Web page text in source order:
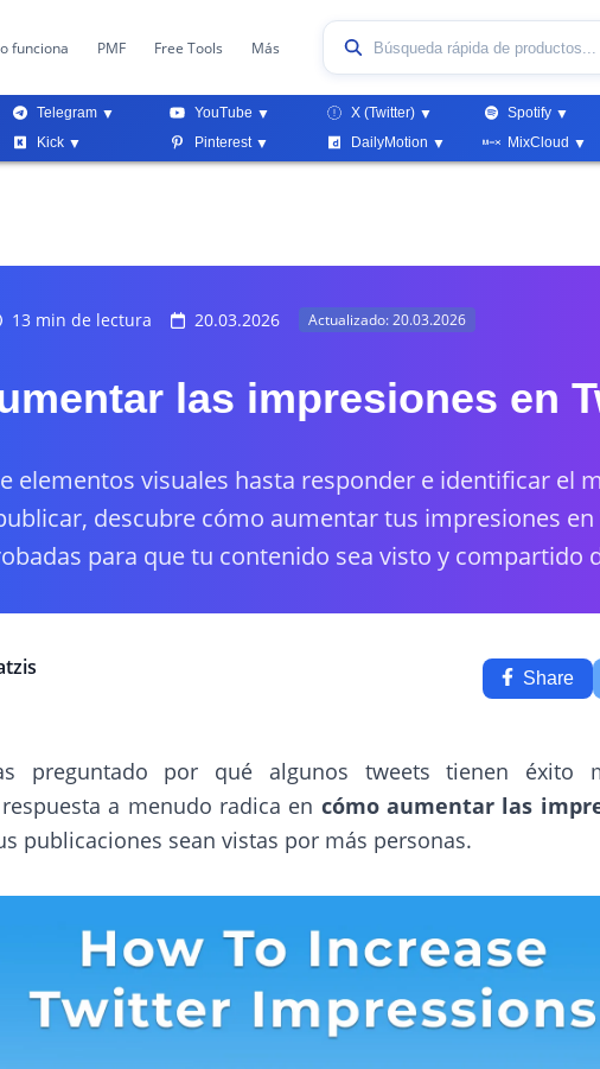
funciona PMF Free Tools Más
Telegram YouTube X (Twitter) Spotify
Kick Pinterest DailyMotion MixCloud
13 min de lectura 20.03.2026 Actualizado: 20.03.2026
las impresiones en
elementos visuales hasta responder e identificar el
descubre cómo aumentar tus impresiones
para que tu contenido sea visto y compartido
Share
preguntado por qué algunos tweets tienen éxito
a menudo radica en cómo aumentar las
publicaciones sean vistas por más personas.